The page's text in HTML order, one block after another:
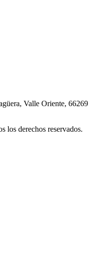
Valle Oriente, 66269
los derechos reservados.